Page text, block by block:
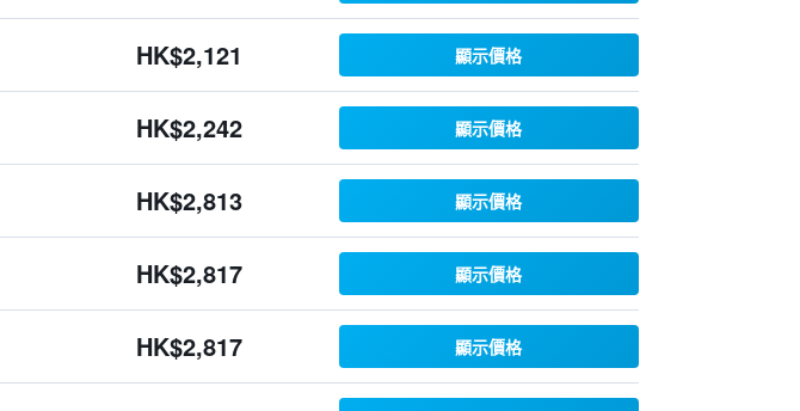
HK$2,121 顯示價格
HK$2,242 顯示價格
HK$2,813 顯示價格
HK$2,817 顯示價格
HK$2,817 顯示價格